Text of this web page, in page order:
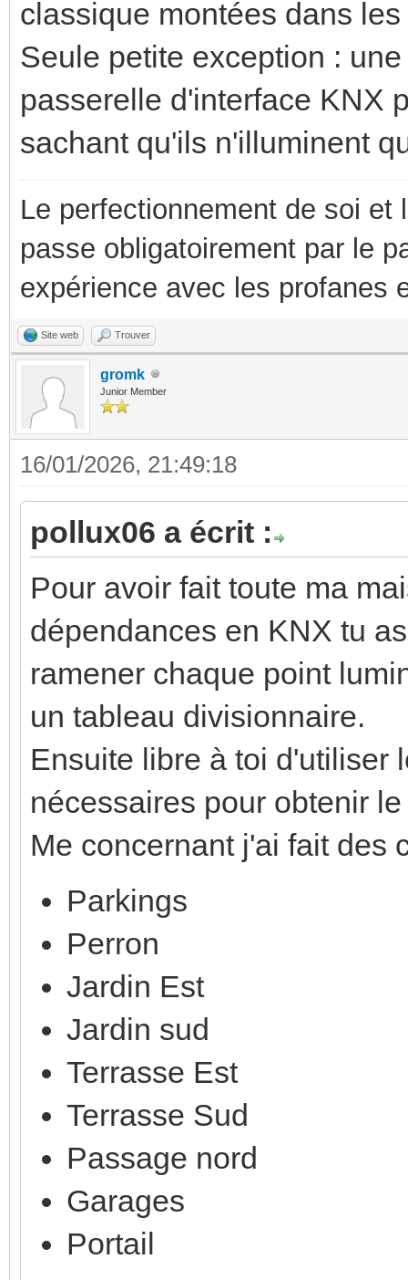
classique montées dans
Seule petite exception :
passerelle d'interface KNX
sachant qu'ils n'illuminent
Le perfectionnement de soi
passe obligatoirement par le
expérience avec les profanes
Site web Trouver
gromk
Junior Member
16/01/2026, 21:49:18
pollux06 a écrit :
Pour avoir fait toute ma
dépendances en KNX tu
ramener chaque point
un tableau divisionnaire.
Ensuite libre à toi d'utiliser
nécessaires pour obtenir
Me concernant j'ai fait des
Parkings
Perron
Jardin Est
Jardin sud
Terrasse Est
Terrasse Sud
Passage nord
Garages
Portail